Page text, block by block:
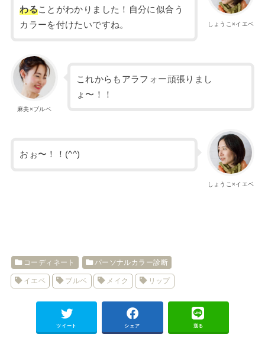
しょうこ×イエベ
わることがわかりました！自分に似合う
カラーを付けたいですね。
麻美×ブルベ
これからもアラフォー頑張りまし
ょ〜！！
しょうこ×イエベ
おぉ〜！！(^^)
コーディネート パーソナルカラー診断
イエベ ブルベ メイク リップ
ツイート シェア 送る